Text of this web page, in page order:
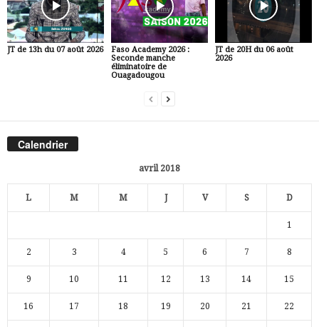
JT de 13h du 07 août 2026
Faso Academy 2026 :
Seconde manche
éliminatoire de
Ouagadougou
JT de 20H du 06 août
2026
Calendrier
avril 2018
L M M J V S D
1
2 3 4 5 6 7 8
9 10 11 12 13 14 15
16 17 18 19 20 21 22